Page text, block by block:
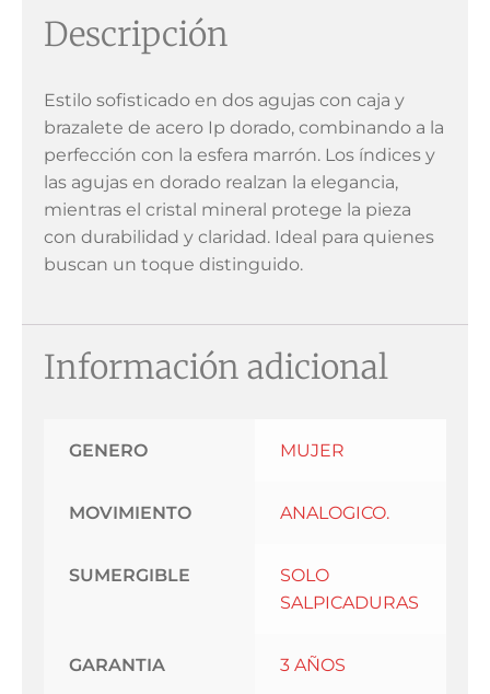
Descripción
Estilo sofisticado en dos agujas con caja y
brazalete de acero Ip dorado, combinando a la
perfección con la esfera marrón. Los índices y
las agujas en dorado realzan la elegancia,
mientras el cristal mineral protege la pieza
con durabilidad y claridad. Ideal para quienes
buscan un toque distinguido.
Información adicional
GENERO MUJER
MOVIMIENTO ANALOGICO.
SUMERGIBLE
SOLO
SALPICADURAS
GARANTIA 3 AÑOS